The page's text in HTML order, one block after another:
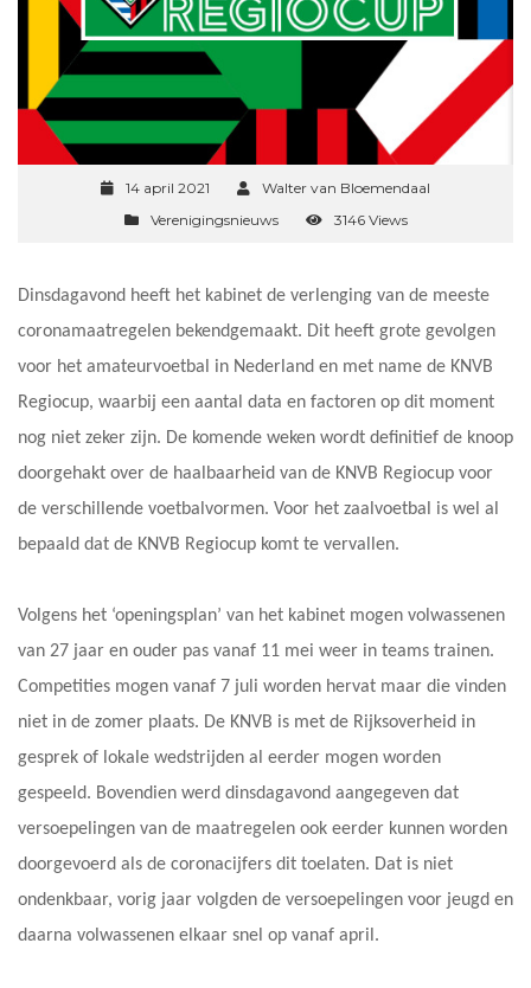
14 april 2021
Walter van Bloemendaal
Verenigingsnieuws
3146 Views
Dinsdagavond heeft het kabinet de verlenging van de meeste
coronamaatregelen bekendgemaakt. Dit heeft grote gevolgen
voor het amateurvoetbal in Nederland en met name de KNVB
Regiocup, waarbij een aantal data en factoren op dit moment
nog niet zeker zijn. De komende weken wordt definitief de knoop
doorgehakt over de haalbaarheid van de KNVB Regiocup voor
de verschillende voetbalvormen. Voor het zaalvoetbal is wel al
bepaald dat de KNVB Regiocup komt te vervallen.
Volgens het ‘openingsplan’ van het kabinet mogen volwassenen
van 27 jaar en ouder pas vanaf 11 mei weer in teams trainen.
Competities mogen vanaf 7 juli worden hervat maar die vinden
niet in de zomer plaats. De KNVB is met de Rijksoverheid in
gesprek of lokale wedstrijden al eerder mogen worden
gespeeld. Bovendien werd dinsdagavond aangegeven dat
versoepelingen van de maatregelen ook eerder kunnen worden
doorgevoerd als de coronacijfers dit toelaten. Dat is niet
ondenkbaar, vorig jaar volgden de versoepelingen voor jeugd en
daarna volwassenen elkaar snel op vanaf april.